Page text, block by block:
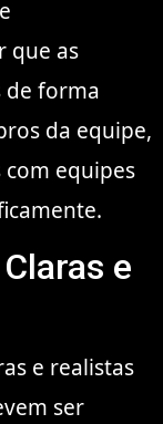
que as
de forma
da equipe,
equipes
e
e realistas
ser